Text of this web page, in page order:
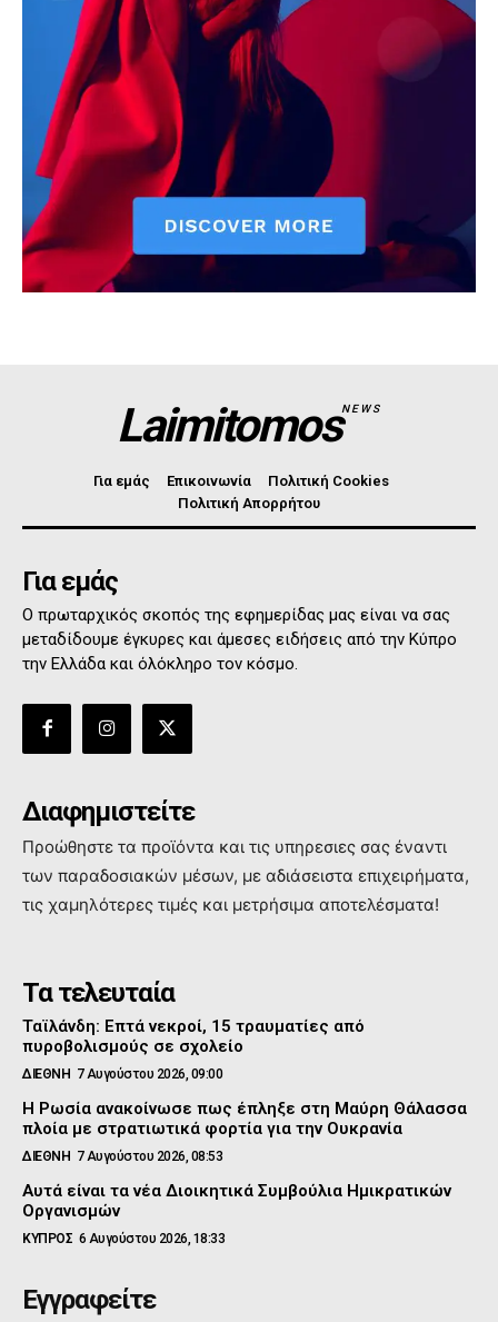
LaimitomosNEWS
Για εμάς Επικοινωνία
Πολιτική Cookies
Πολιτική Απορρήτου
Για εμάς
Ο πρωταρχικός σκοπός της εφημερίδας μας είναι να σας
μεταδίδουμε έγκυρες και άμεσες ειδήσεις από την Κύπρο
την Ελλάδα και όλόκληρο τον κόσμο.
Διαφημιστείτε
Προώθηστε τα προϊόντα και τις υπηρεσιες σας έναντι
των παραδοσιακών μέσων, με αδιάσειστα επιχειρήματα,
τις χαμηλότερες τιμές και μετρήσιμα αποτελέσματα!
Τα τελευταία
Ταϊλάνδη: Επτά νεκροί, 15 τραυματίες από
πυροβολισμούς σε σχολείο
ΔΙΕΘΝΗ 7 Αυγούστου 2026, 09:00
Η Ρωσία ανακοίνωσε πως έπληξε στη Μαύρη Θάλασσα
πλοία με στρατιωτικά φορτία για την Ουκρανία
ΔΙΕΘΝΗ 7 Αυγούστου 2026, 08:53
Αυτά είναι τα νέα Διοικητικά Συμβούλια Ημικρατικών
Οργανισμών
ΚΥΠΡΟΣ 6 Αυγούστου 2026, 18:33
Εγγραφείτε